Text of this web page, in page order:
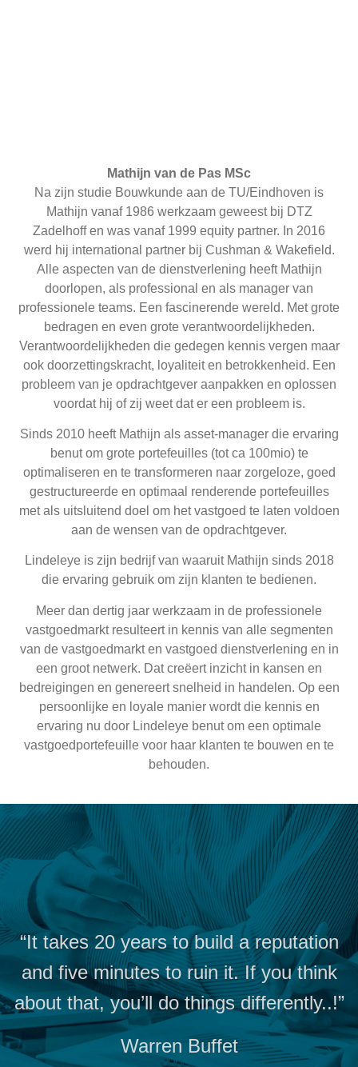
Mathijn van de Pas MSc
Na zijn studie Bouwkunde aan de TU/Eindhoven is
Mathijn vanaf 1986 werkzaam geweest bij DTZ
Zadelhoff en was vanaf 1999 equity partner. In 2016
werd hij international partner bij Cushman & Wakefield.
Alle aspecten van de dienstverlening heeft Mathijn
doorlopen, als professional en als manager van
professionele teams. Een fascinerende wereld. Met grote
bedragen en even grote verantwoordelijkheden.
Verantwoordelijkheden die gedegen kennis vergen maar
ook doorzettingskracht, loyaliteit en betrokkenheid. Een
probleem van je opdrachtgever aanpakken en oplossen
voordat hij of zij weet dat er een probleem is.
Sinds 2010 heeft Mathijn als asset-manager die ervaring
benut om grote portefeuilles (tot ca 100mio) te
optimaliseren en te transformeren naar zorgeloze, goed
gestructureerde en optimaal renderende portefeuilles
met als uitsluitend doel om het vastgoed te laten voldoen
aan de wensen van de opdrachtgever.
Lindeleye is zijn bedrijf van waaruit Mathijn sinds 2018
die ervaring gebruik om zijn klanten te bedienen.
Meer dan dertig jaar werkzaam in de professionele
vastgoedmarkt resulteert in kennis van alle segmenten
van de vastgoedmarkt en vastgoed dienstverlening en in
een groot netwerk. Dat creëert inzicht in kansen en
bedreigingen en genereert snelheid in handelen. Op een
persoonlijke en loyale manier wordt die kennis en
ervaring nu door Lindeleye benut om een optimale
vastgoedportefeuille voor haar klanten te bouwen en te
behouden.
“It takes 20 years to build a reputation
and five minutes to ruin it. If you think
about that, you’ll do things differently..!”
Warren Buffet